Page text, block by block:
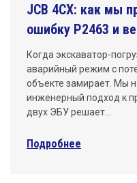
JCB 4CX: как мы
ошибку P2463 и
Когда экскаватор-
аварийный режим с
объекте замирает. Мы
инженерный подход к
двух ЭБУ решает…
Подробнее